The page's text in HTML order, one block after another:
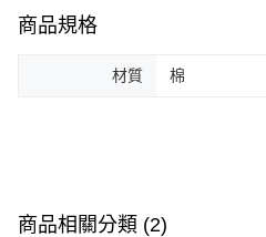
商品規格
材質 棉
商品相關分類 (2)